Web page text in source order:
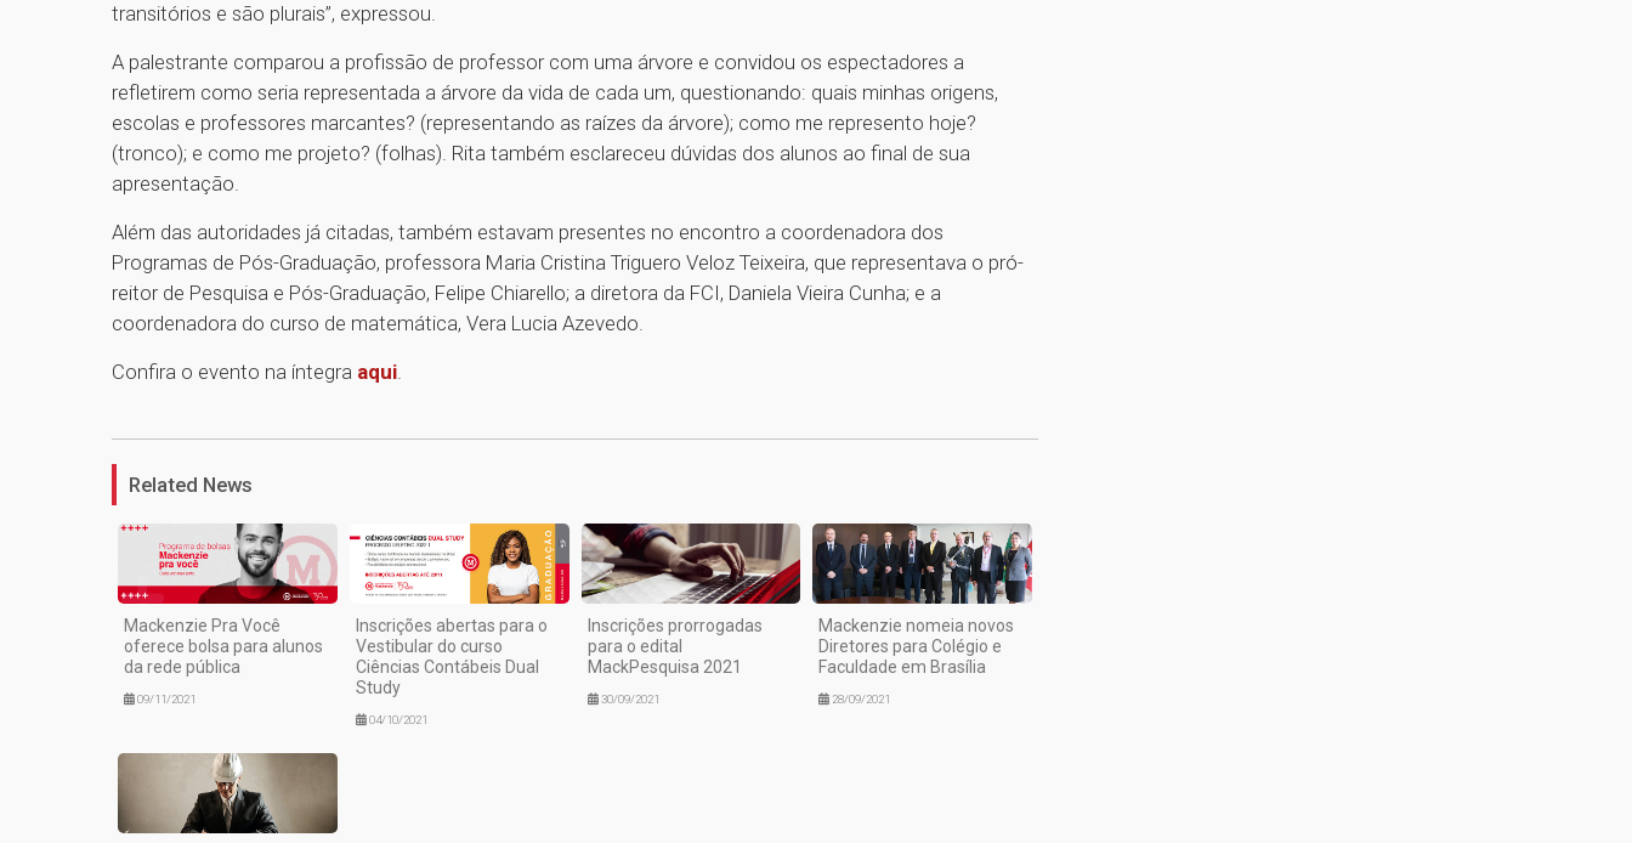
transitórios e são plurais”, expressou.
A palestrante comparou a profissão de professor com uma árvore e convidou os espectadores a
refletirem como seria representada a árvore da vida de cada um, questionando: quais minhas origens,
escolas e professores marcantes? (representando as raízes da árvore); como me represento hoje?
(tronco); e como me projeto? (folhas). Rita também esclareceu dúvidas dos alunos ao final de sua
apresentação.
Além das autoridades já citadas, também estavam presentes no encontro a coordenadora dos
Programas de Pós-Graduação, professora Maria Cristina Triguero Veloz Teixeira, que representava o pró-
reitor de Pesquisa e Pós-Graduação, Felipe Chiarello; a diretora da FCI, Daniela Vieira Cunha; e a
coordenadora do curso de matemática, Vera Lucia Azevedo.
Confira o evento na íntegra aqui.
Related News
Mackenzie Pra Você
oferece bolsa para alunos
da rede pública
09/11/2021
Inscrições abertas para o
Vestibular do curso
Ciências Contábeis Dual
Study
04/10/2021
Inscrições prorrogadas
para o edital
MackPesquisa 2021
30/09/2021
Mackenzie nomeia novos
Diretores para Colégio e
Faculdade em Brasília
28/09/2021